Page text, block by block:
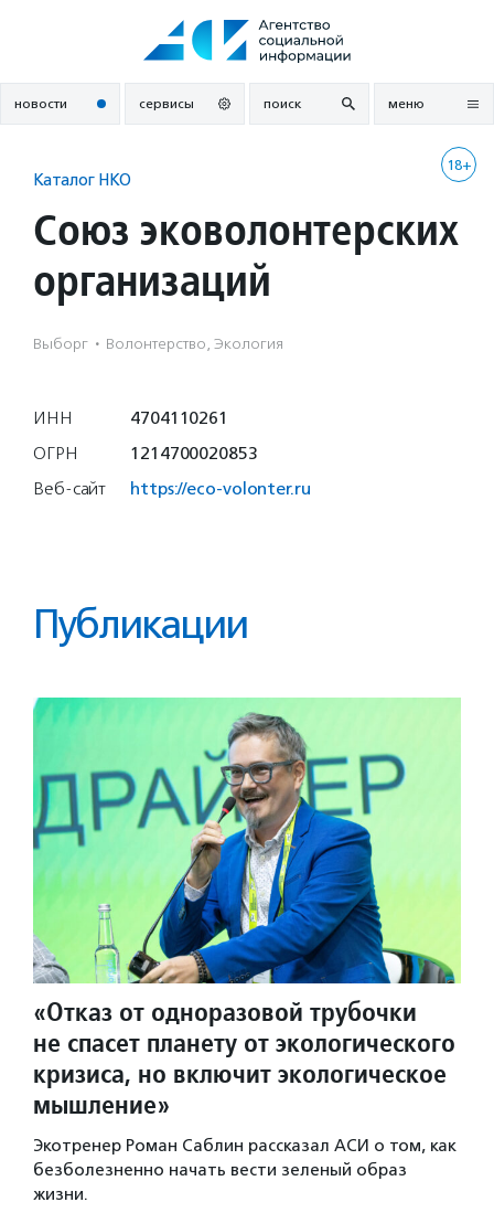
новости сервисы поиск меню
18+
Каталог НКО
Союз эковолонтерских
организаций
Выборг · Волонтерство, Экология
ИНН
4704110261
ОГРН
1214700020853
Веб-сайт
https://eco-volonter.ru
Публикации
«Отказ от одноразовой трубочки
не спасет планету от экологического
кризиса, но включит экологическое
мышление»
Экотренер Роман Саблин рассказал АСИ о том, как
безболезненно начать вести зеленый образ
жизни.